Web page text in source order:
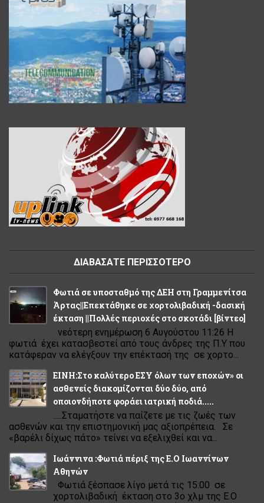
ΔΙΑΒΑΣΑΤΕ ΠΕΡΙΣΣΟΤΕΡΟ
Φωτιά σε υποσταθμό της ΔΕΗ στη Γραμμενίτσα
Άρτας||Επεκτάθηκε σε χορτολιβαδική -δασική
έκταση ||Πολλές περιοχές στο σκοτάδι [βίντεο]
νεότερη ενημέρωση 6 Αυγούστου 11:26 Η
φωτιά έχει κατασβεστεί από τους άνδρες της Π.Υ που
κατάφεραν να ελέγξουν την επέκτασή της σε χορτο...
ΕΙΝΗ:Στο καλύτερο ΕΣΥ όλων των εποχών» οι
ασθενείς διακομίζονται δύο δύο, από
οποιονδήποτε φοράει ιατρική ποδιά.....
.....Σταματήστε να παίζετε με τις ζωές των
ασθενών και την επιστημονική μας αξιοπρέπεια. Σε
«βαρέλι δίχως πάτο» τείνει να εξελιχθεί και να...
Ιωάννινα :Φωτιά πέριξ της Ε.Ο Ιωαννίνων
Αθηνών
Φωτιά ξέσπασε λίγο μετά τις 15:00 σε
χορτολιβαδική έκταση στο 3ο χλμ της Ε.Ο